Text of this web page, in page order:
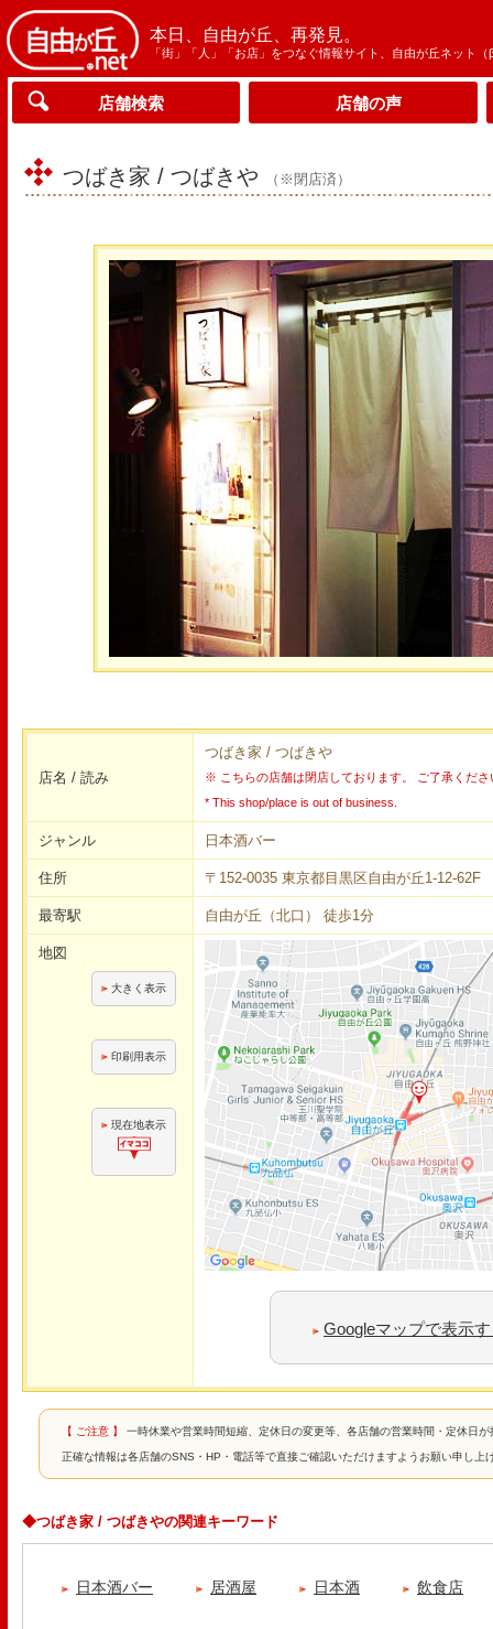
本日、自由が丘、再発見。
「街」「人」「お店」をつなぐ情報サイト、自由が丘ネット（
店舗検索 店舗の声
つばき家 / つばきや （※閉店済）
店名 / 読み
つばき家 / つばきや
※ こちらの店舗は閉店しております。 ご了承くださ
* This shop/place is out of business.
ジャンル 日本酒バー
住所 〒152-0035 東京都目黒区自由が丘1-12-62F
最寄駅 自由が丘（北口） 徒歩1分
地図
大きく表示
印刷用表示
現在地表示
Googleマップで表示
【 ご注意 】 一時休業や営業時間短縮、定休日の変更等、各店舗の営業時間・定休日
正確な情報は各店舗のSNS・HP・電話等で直接ご確認いただけますようお願い申し上
◆つばき家 / つばきやの関連キーワード
日本酒バー 居酒屋 日本酒 飲食店